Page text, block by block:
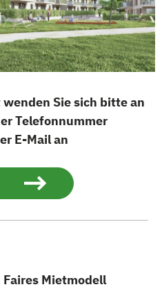
Sie sich bitte an
Telefonnummer
E-Mail an
Mietmodell